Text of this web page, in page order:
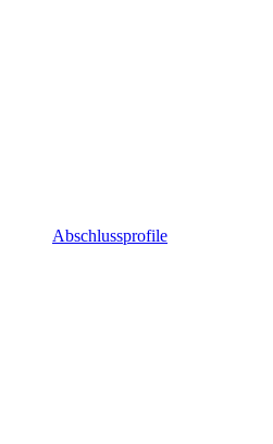
Abschlussprofile